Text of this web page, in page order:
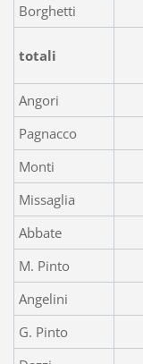
Borghetti
totali
Angori
Pagnacco
Monti
Missaglia
Abbate
M. Pinto
Angelini
G. Pinto